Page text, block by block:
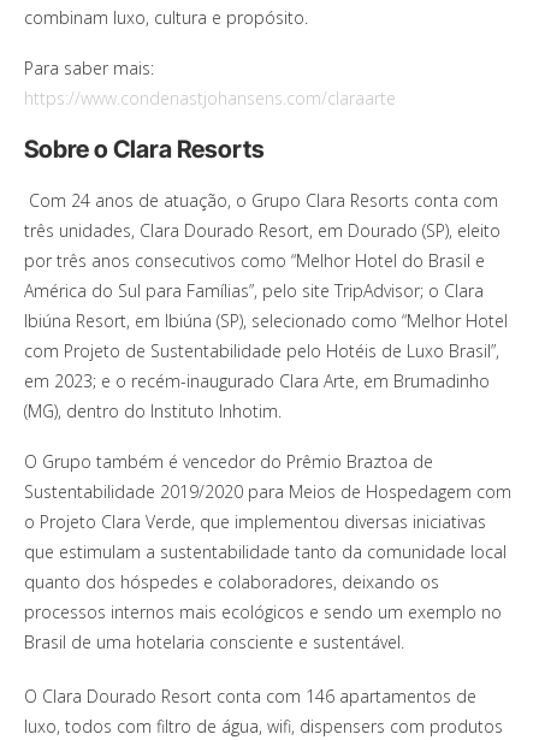
combinam luxo, cultura e propósito.
Para saber mais:
https://www.condenastjohansens.com/claraarte
Sobre o Clara Resorts
Com 24 anos de atuação, o Grupo Clara Resorts conta com
três unidades, Clara Dourado Resort, em Dourado (SP), eleito
por três anos consecutivos como “Melhor Hotel do Brasil e
América do Sul para Famílias”, pelo site TripAdvisor; o Clara
Ibiúna Resort, em Ibiúna (SP), selecionado como “Melhor Hotel
com Projeto de Sustentabilidade pelo Hotéis de Luxo Brasil”,
em 2023; e o recém-inaugurado Clara Arte, em Brumadinho
(MG), dentro do Instituto Inhotim.
O Grupo também é vencedor do Prêmio Braztoa de
Sustentabilidade 2019/2020 para Meios de Hospedagem com
o Projeto Clara Verde, que implementou diversas iniciativas
que estimulam a sustentabilidade tanto da comunidade local
quanto dos hóspedes e colaboradores, deixando os
processos internos mais ecológicos e sendo um exemplo no
Brasil de uma hotelaria consciente e sustentável.
O Clara Dourado Resort conta com 146 apartamentos de
luxo, todos com filtro de água, wifi, dispensers com produtos